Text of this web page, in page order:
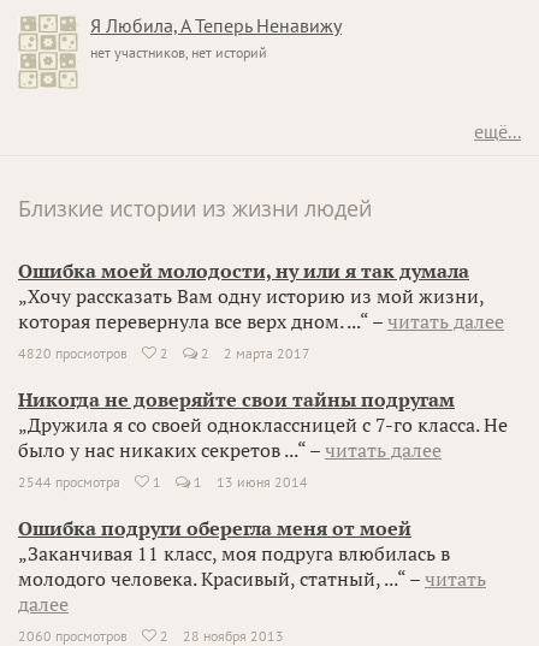
Я Любила, А Теперь Ненавижу
нет участников, нет историй
ещё...
Близкие истории из жизни людей
Ошибка моей молодости, ну или я так думала
„Хочу рассказать Вам одну историю из мой жизни,
которая перевернула все верх дном. ...“ – читать далее
4820 просмотров  2 2 2 марта 2017
Никогда не доверяйте свои тайны подругам
„Дружила я со своей одноклассницей с 7-го класса. Не
было у нас никаких секретов ...“ – читать далее
2544 просмотра  1 1 13 июня 2014
Ошибка подруги оберегла меня от моей
„Заканчивая 11 класс, моя подруга влюбилась в
молодого человека. Красивый, статный, ...“ – читать
далее
2060 просмотров  2 28 ноября 2013